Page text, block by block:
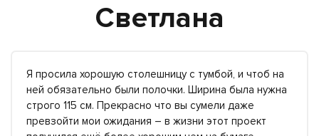
Светлана
Я просила хорошую столешницу с тумбой, и чтоб на
ней обязательно были полочки. Ширина была нужна
строго 115 см. Прекрасно что вы сумели даже
превзойти мои ожидания – в жизни этот проект